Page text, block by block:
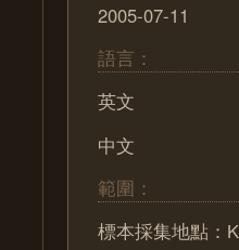
2005-07-11
語言：
英文
中文
範圍：
標本採集地點：